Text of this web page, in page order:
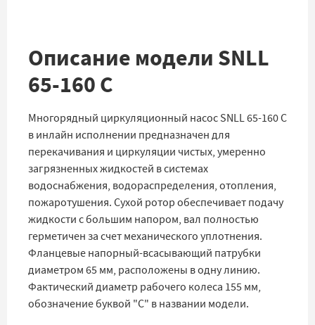
Описание модели SNLL
65-160 C
Многорядный циркуляционный насос SNLL 65-160 C
в инлайн исполнении предназначен для
перекачивания и циркуляции чистых, умеренно
загрязненных жидкостей в системах
водоснабжения, водораспределения, отопления,
пожаротушения. Сухой ротор обеспечивает подачу
жидкости с большим напором, вал полностью
герметичен за счет механического уплотнения.
Фланцевые напорный-всасывающий патрубки
диаметром 65 мм, расположены в одну линию.
Фактический диаметр рабочего колеса 155 мм,
обозначение буквой "C" в названии модели.